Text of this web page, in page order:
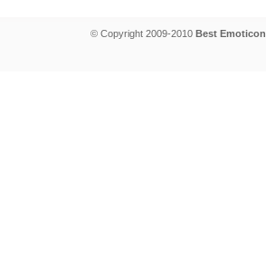
© Copyright 2009-2010 Best Emoticon